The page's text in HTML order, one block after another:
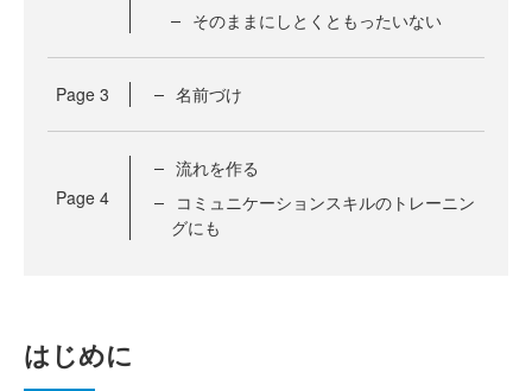
そのままにしとくともったいない
Page 3 名前づけ
Page 4
流れを作る
コミュニケーションスキルのトレーニン
グにも
はじめに